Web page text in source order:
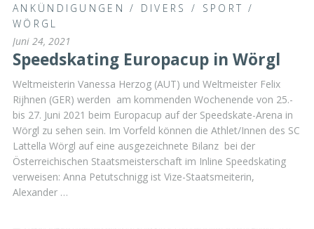
ANKÜNDIGUNGEN / DIVERS / SPORT /
WÖRGL
Juni 24, 2021
Speedskating Europacup in Wörgl
Weltmeisterin Vanessa Herzog (AUT) und Weltmeister Felix
Rijhnen (GER) werden am kommenden Wochenende von 25.-
bis 27. Juni 2021 beim Europacup auf der Speedskate-Arena in
Wörgl zu sehen sein. Im Vorfeld können die Athlet/Innen des SC
Lattella Wörgl auf eine ausgezeichnete Bilanz bei der
Österreichischen Staatsmeisterschaft im Inline Speedskating
verweisen: Anna Petutschnigg ist Vize-Staatsmeiterin,
Alexander …